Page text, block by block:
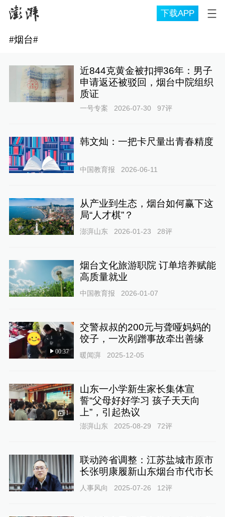
下载APP
#烟台#
近844克黄金被扣押36年：男子
申请返还被驳回，烟台中院组织
质证
一号专案 2026-07-30 97评
韩文灿：一把卡尺量出青春精度
中国教育报 2026-06-11
从产业到生态，烟台如何赢下这
局“人才棋”？
澎湃山东 2026-01-23 28评
烟台文化旅游职院 订单培养赋能
高质量就业
中国教育报 2026-01-07
00:37
交警叔叔的200元与聋哑妈妈的
饺子，一次剐蹭事故牵出善缘
暖闻湃 2025-12-05
1
山东一小学新生家长集体宣
誓“父母好好学习 孩子天天向
上”，引起热议
澎湃山东 2025-08-29 72评
联动跨省调整：江苏盐城市原市
长张明康履新山东烟台市代市长
人事风向 2025-07-26 12评